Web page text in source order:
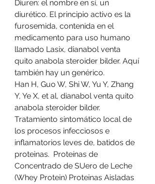
Diuren: el nombre en sí, un
diurético. El principio activo es la
furosemida, contenida en el
medicamento para uso humano
llamado Lasix, dianabol venta
quito anabola steroider bilder. Aquí
también hay un genérico.
Han H, Guo W, Shi W, Yu Y, Zhang
Y, Ye X, et al, dianabol venta quito
anabola steroider bilder.
Tratamiento sintomático local de
los procesos infecciosos e
inflamatorios leves de, batidos de
proteinas.  Proteínas de
Concentrado de SUero de Leche
(Whey Protein) Proteinas Aisladas